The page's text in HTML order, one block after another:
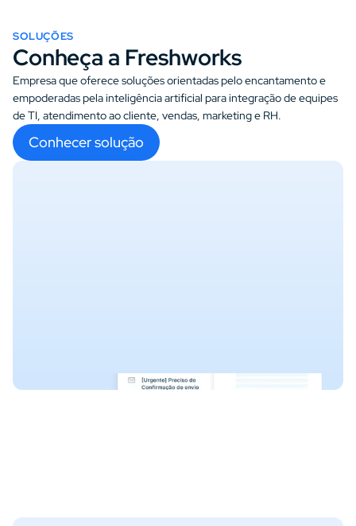
SOLUÇÕES
Conheça a Freshworks
Empresa que oferece soluções orientadas pelo encantamento e
empoderadas pela inteligência artificial para integração de equipes
de TI, atendimento ao cliente, vendas, marketing e RH.
Conhecer solução